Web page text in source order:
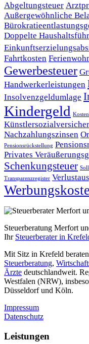
Abgeltungsteuer
Außergewöhnliche
Doppelte
Fahrtkosten
Gewerbesteuer
Handwerkerleistungen
Insolvenzgeldumlage
Kindergeld
Nachzahlungszinsen
Pensionsrückstellung
Privates
Schenkungsteuer
Transparenzregister
Steuerberatung Merfort
Ihr Steuerberater in
Mit Sitz in Krefeld
Steuerberatung,
Ärzte deutschlandweit.
Westfalen (NRW),
Düsseldorf und Köln.
Impressum
Datenschutz
Leistungen